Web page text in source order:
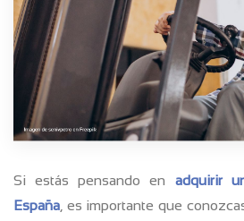
Si estás pensando en adquirir
España , es importante que